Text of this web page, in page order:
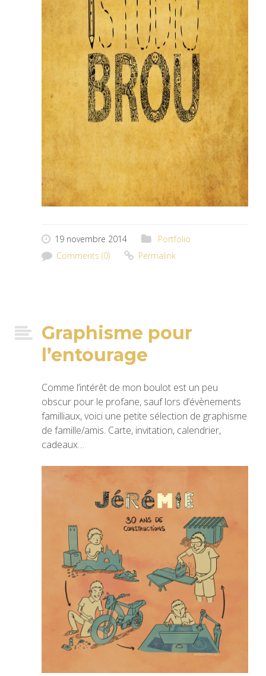
19 novembre 2014
Portfolio
Comments (0)
Permalink
Graphisme pour
l’entourage
Comme l’intérêt de mon boulot est un peu
obscur pour le profane, sauf lors d’évènements
familliaux, voici une petite sélection de graphisme
de famille/amis. Carte, invitation, calendrier,
cadeaux…